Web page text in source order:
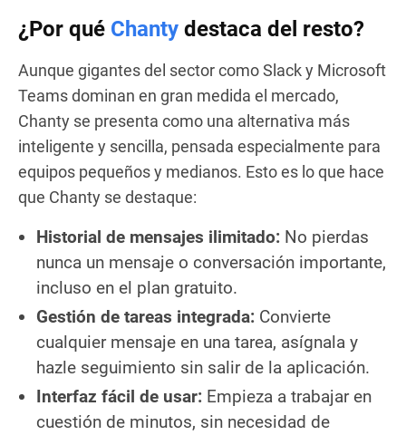
¿Por qué Chanty destaca del resto?
Aunque gigantes del sector como Slack y Microsoft
Teams dominan en gran medida el mercado,
Chanty se presenta como una alternativa más
inteligente y sencilla, pensada especialmente para
equipos pequeños y medianos. Esto es lo que hace
que Chanty se destaque:
Historial de mensajes ilimitado: No pierdas
nunca un mensaje o conversación importante,
incluso en el plan gratuito.
Gestión de tareas integrada: Convierte
cualquier mensaje en una tarea, asígnala y
hazle seguimiento sin salir de la aplicación.
Interfaz fácil de usar: Empieza a trabajar en
cuestión de minutos, sin necesidad de